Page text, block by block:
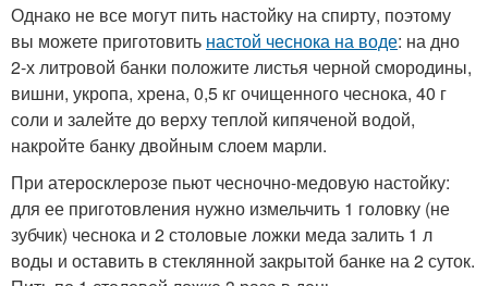
Однако не все могут пить настойку на спирту, поэтому
вы можете приготовить настой чеснока на воде: на дно
2-х литровой банки положите листья черной смородины,
вишни, укропа, хрена, 0,5 кг очищенного чеснока, 40 г
соли и залейте до верху теплой кипяченой водой,
накройте банку двойным слоем марли.
При атеросклерозе пьют чесночно-медовую настойку:
для ее приготовления нужно измельчить 1 головку (не
зубчик) чеснока и 2 столовые ложки меда залить 1 л
воды и оставить в стеклянной закрытой банке на 2 суток.